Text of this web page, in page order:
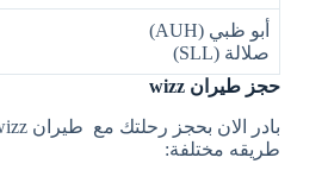
أبو ظبي (AUH)
صلالة (SLL)
حجز طيران wizz
طريقه مختلفة: